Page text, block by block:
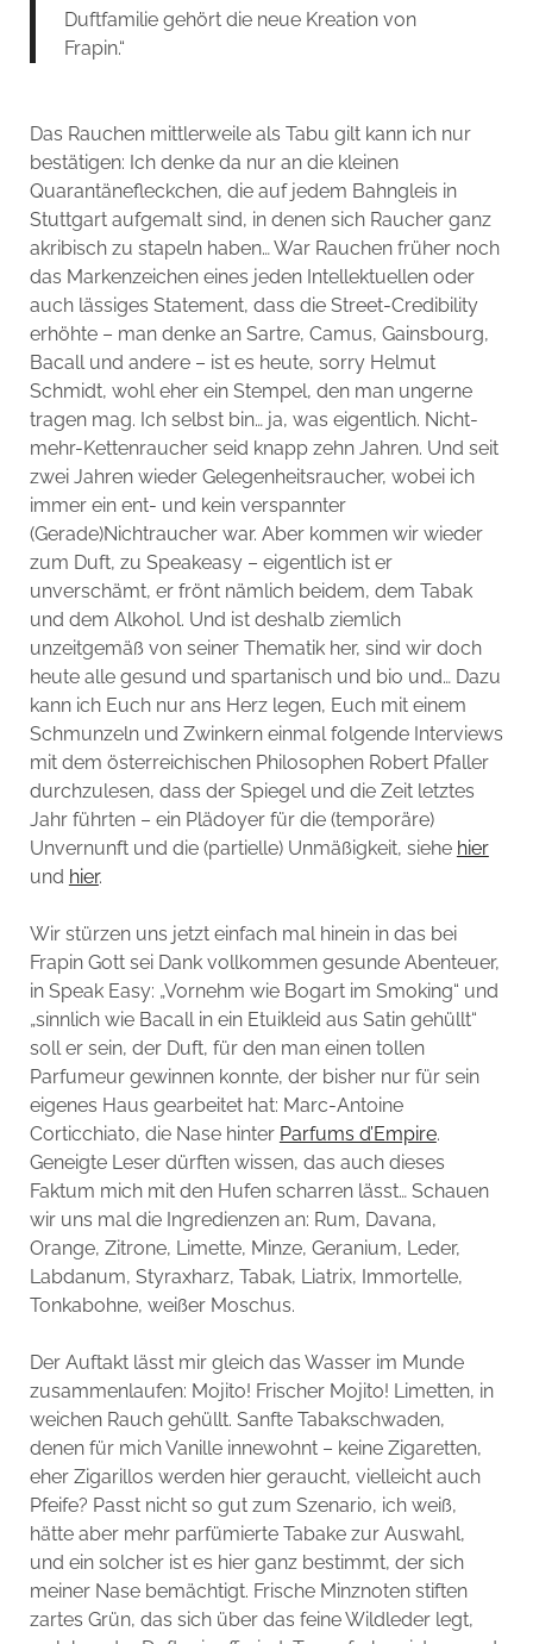
Duftfamilie gehört die neue Kreation von
Frapin.“
Das Rauchen mittlerweile als Tabu gilt kann ich nur
bestätigen: Ich denke da nur an die kleinen
Quarantänefleckchen, die auf jedem Bahngleis in
Stuttgart aufgemalt sind, in denen sich Raucher ganz
akribisch zu stapeln haben… War Rauchen früher noch
das Markenzeichen eines jeden Intellektuellen oder
auch lässiges Statement, dass die Street-Credibility
erhöhte – man denke an Sartre, Camus, Gainsbourg,
Bacall und andere – ist es heute, sorry Helmut
Schmidt, wohl eher ein Stempel, den man ungerne
tragen mag. Ich selbst bin… ja, was eigentlich. Nicht-
mehr-Kettenraucher seid knapp zehn Jahren. Und seit
zwei Jahren wieder Gelegenheitsraucher, wobei ich
immer ein ent- und kein verspannter
(Gerade)Nichtraucher war. Aber kommen wir wieder
zum Duft, zu Speakeasy – eigentlich ist er
unverschämt, er frönt nämlich beidem, dem Tabak
und dem Alkohol. Und ist deshalb ziemlich
unzeitgemäß von seiner Thematik her, sind wir doch
heute alle gesund und spartanisch und bio und… Dazu
kann ich Euch nur ans Herz legen, Euch mit einem
Schmunzeln und Zwinkern einmal folgende Interviews
mit dem österreichischen Philosophen Robert Pfaller
durchzulesen, dass der Spiegel und die Zeit letztes
Jahr führten – ein Plädoyer für die (temporäre)
Unvernunft und die (partielle) Unmäßigkeit, siehe hier
und hier.
Wir stürzen uns jetzt einfach mal hinein in das bei
Frapin Gott sei Dank vollkommen gesunde Abenteuer,
in Speak Easy: „Vornehm wie Bogart im Smoking“ und
„sinnlich wie Bacall in ein Etuikleid aus Satin gehüllt“
soll er sein, der Duft, für den man einen tollen
Parfumeur gewinnen konnte, der bisher nur für sein
eigenes Haus gearbeitet hat: Marc-Antoine
Corticchiato, die Nase hinter Parfums d’Empire.
Geneigte Leser dürften wissen, das auch dieses
Faktum mich mit den Hufen scharren lässt… Schauen
wir uns mal die Ingredienzen an: Rum, Davana,
Orange, Zitrone, Limette, Minze, Geranium, Leder,
Labdanum, Styraxharz, Tabak, Liatrix, Immortelle,
Tonkabohne, weißer Moschus.
Der Auftakt lässt mir gleich das Wasser im Munde
zusammenlaufen: Mojito! Frischer Mojito! Limetten, in
weichen Rauch gehüllt. Sanfte Tabakschwaden,
denen für mich Vanille innewohnt – keine Zigaretten,
eher Zigarillos werden hier geraucht, vielleicht auch
Pfeife? Passt nicht so gut zum Szenario, ich weiß,
hätte aber mehr parfümierte Tabake zur Auswahl,
und ein solcher ist es hier ganz bestimmt, der sich
meiner Nase bemächtigt. Frische Minznoten stiften
zartes Grün, das sich über das feine Wildleder legt,